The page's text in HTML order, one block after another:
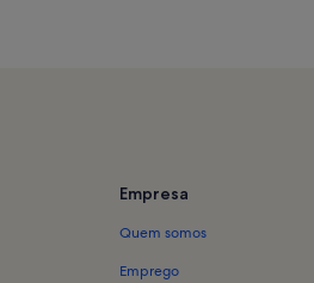
Empresa
Quem somos
Emprego